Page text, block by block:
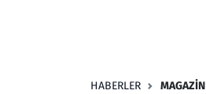
HABERLER MAGAZIN